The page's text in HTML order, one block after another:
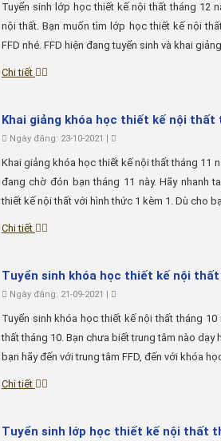
Tuyển sinh lớp học thiết kế nội thất tháng 12
nội thất. Bạn muốn tìm lớp học thiết kế nội
FFD nhé. FFD hiện đang tuyển sinh và khai
Chi tiết
Khai giảng khóa học thiết kế nội thất
Ngày đăng: 23-10-2021 |
Khai giảng khóa học thiết kế nội thất tháng 11
đang chờ đón bạn tháng 11 này. Hãy nhanh
thiết kế nội thất với hình thức 1 kèm 1. Dù cho
Chi tiết
Tuyển sinh khóa học thiết kế nội
Ngày đăng: 21-09-2021 |
Tuyển sinh khóa học thiết kế nội thất tháng
thất tháng 10. Bạn chưa biết trung tâm nào dạy
bạn hãy đến với trung tâm FFD, đến với khóa
Chi tiết
Tuyển sinh lớp học thiết kế nội thất